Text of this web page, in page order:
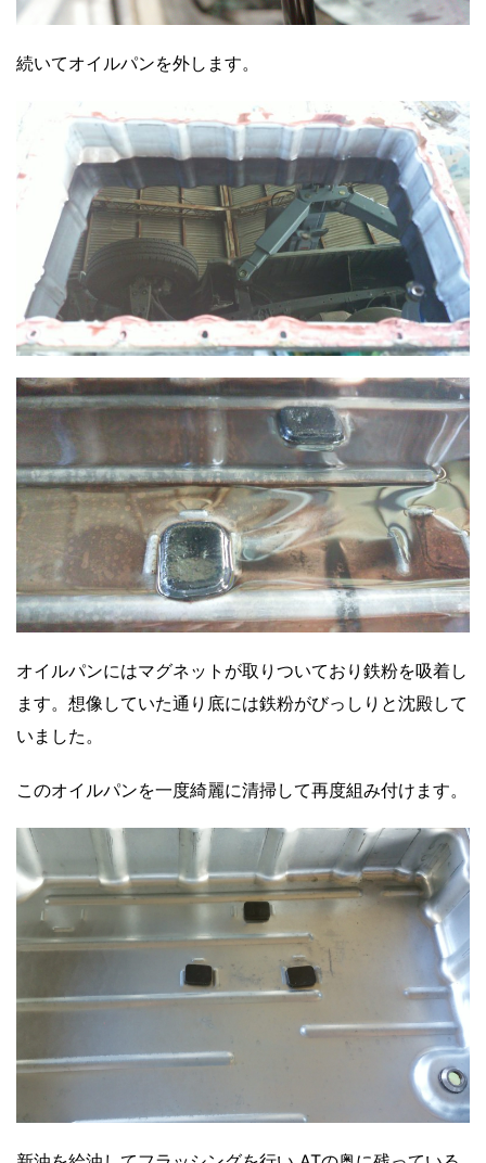
続いてオイルパンを外します。
オイルパンにはマグネットが取りついており鉄粉を吸着し
ます。想像していた通り底には鉄粉がびっしりと沈殿して
いました。
このオイルパンを一度綺麗に清掃して再度組み付けます。